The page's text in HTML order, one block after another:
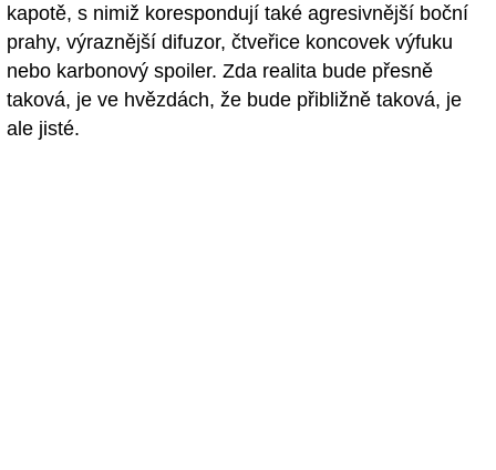
kapotě, s nimiž korespondují také agresivnější boční
prahy, výraznější difuzor, čtveřice koncovek výfuku
nebo karbonový spoiler. Zda realita bude přesně
taková, je ve hvězdách, že bude přibližně taková, je
ale jisté.